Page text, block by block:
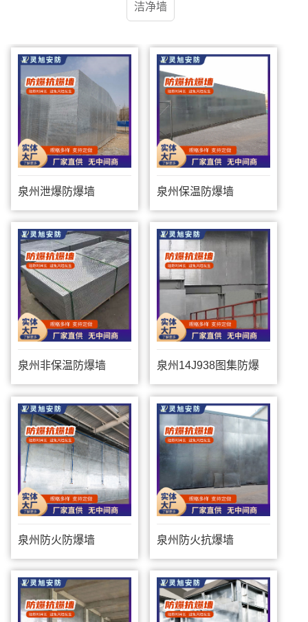
洁净墙
泉州泄爆防爆墙 泉州保温防爆墙
泉州非保温防爆墙 泉州14J938图集防爆
墙
泉州防火防爆墙 泉州防火抗爆墙